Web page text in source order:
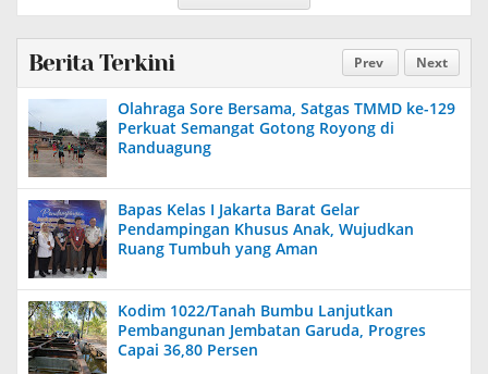
Prev Next
Berita Terkini
Olahraga Sore Bersama, Satgas TMMD ke-129
Perkuat Semangat Gotong Royong di
Randuagung
Bapas Kelas I Jakarta Barat Gelar
Pendampingan Khusus Anak, Wujudkan
Ruang Tumbuh yang Aman
Kodim 1022/Tanah Bumbu Lanjutkan
Pembangunan Jembatan Garuda, Progres
Capai 36,80 Persen